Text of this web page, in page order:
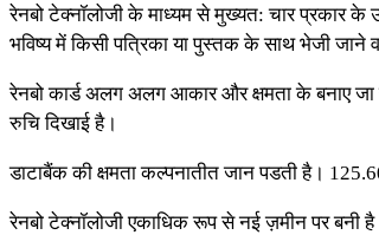
रेनबो टेक्नॉलोजी के माध्यम से मुख्यत: चार प्रकार
भविष्य में किसी पत्रिका या पुस्तक के साथ भेजी जाने
रेनबो कार्ड अलग अलग आकार और क्षमता के बनाए
रुचि दिखाई है।
डाटाबैंक की क्षमता कल्पनातीत जान पडती है।
रेनबो टेक्नॉलोजी एकाधिक रूप से नई ज़मीन पर बनी